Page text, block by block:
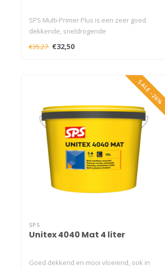
SPS Multi-Primer Plus is een zeer goed
dekkende, sneldrogende
waterverdunbare pr..
€35,27 €32,50
SALE -26%
SPS
Unitex 4040 Mat 4 liter
Goed dekkend en mooi vloeiend, ook in